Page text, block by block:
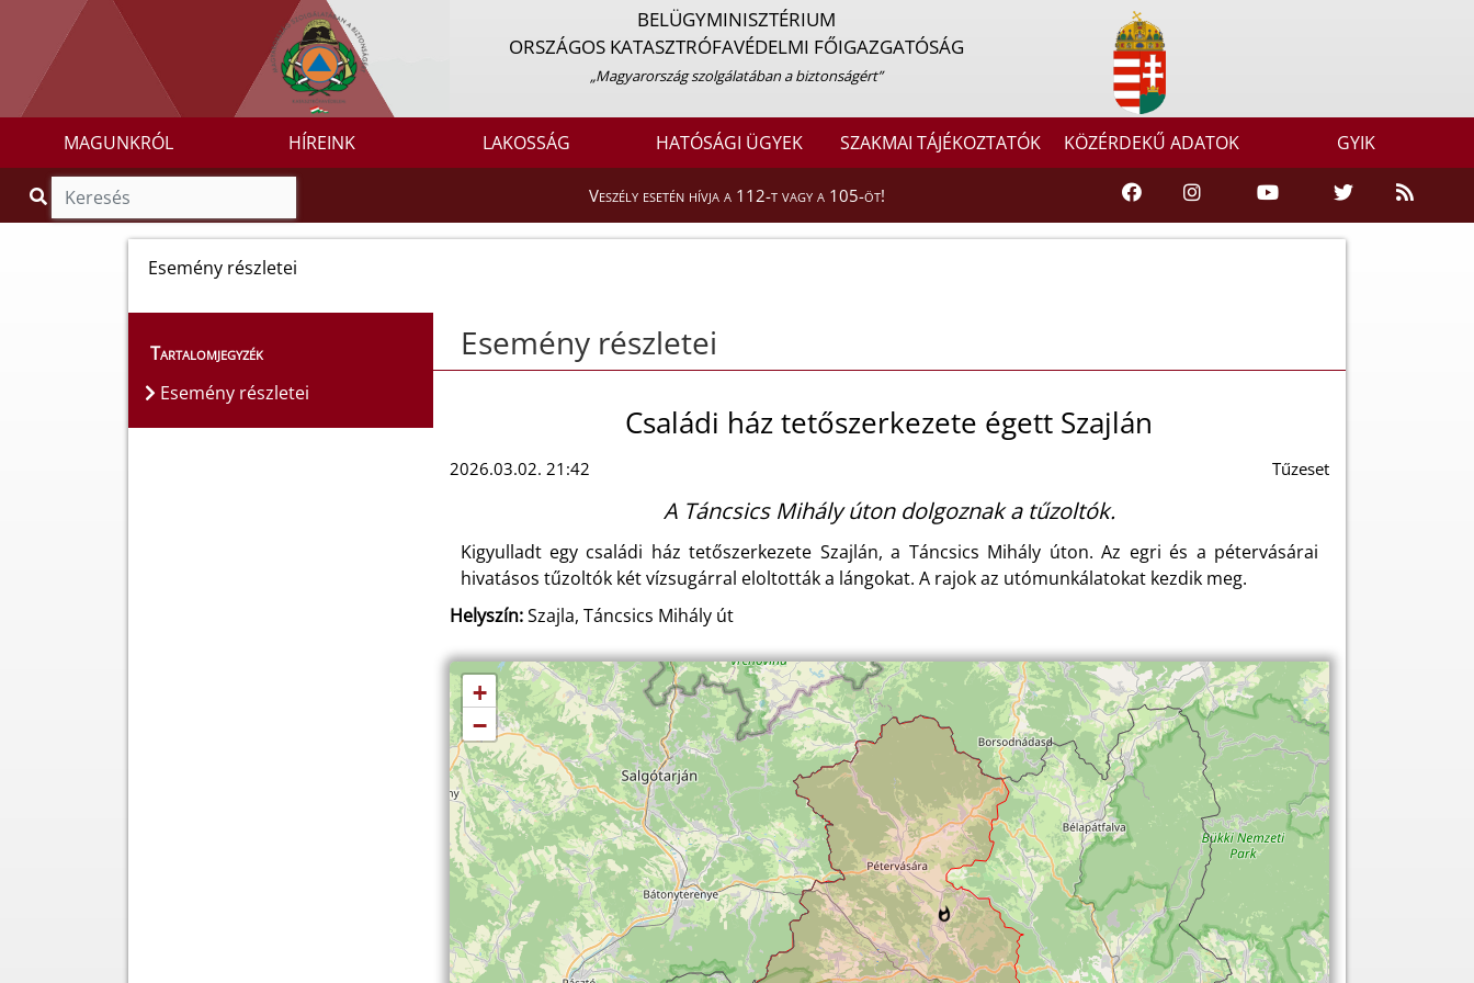
BELÜGYMINISZTÉRIUM
ORSZÁGOS KATASZTRÓFAVÉDELMI FŐIGAZGATÓSÁG
„Magyarország szolgálatában a biztonságért”
MAGUNKRÓL HÍREINK LAKOSSÁG HATÓSÁGI ÜGYEK SZAKMAI TÁJÉKOZTATÓK KÖZÉRDEKŰ ADATOK GYIK
Veszély esetén hívja a 112-t vagy a 105-öt!
Esemény részletei
Tartalomjegyzék
Esemény részletei
Esemény részletei
Családi ház tetőszerkezete égett Szajlán
2026.03.02. 21:42 Tűzeset
A Táncsics Mihály úton dolgoznak a tűzoltók.
Kigyulladt egy családi ház tetőszerkezete Szajlán, a Táncsics Mihály úton. Az egri és a pétervásárai
hivatásos tűzoltók két vízsugárral eloltották a lángokat. A rajok az utómunkálatokat kezdik meg.
Helyszín:Szajla, Táncsics Mihály út
+
−